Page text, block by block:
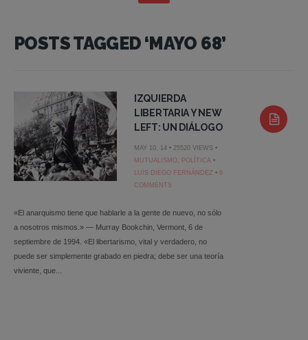
POSTS TAGGED ‘MAYO 68’
IZQUIERDA
LIBERTARIA Y NEW
LEFT: UN DIÁLOGO
MAY 10, 14 • 25520 VIEWS •
MUTUALISMO, POLÍTICA •
LUIS DIEGO FERNÁNDEZ • 6
COMMENTS
«El anarquismo tiene que hablarle a la gente de nuevo, no sólo
a nosotros mismos.» — Murray Bookchin, Vermont, 6 de
septiembre de 1994. «El libertarismo, vital y verdadero, no
puede ser simplemente grabado en piedra; debe ser una teoría
viviente, que...